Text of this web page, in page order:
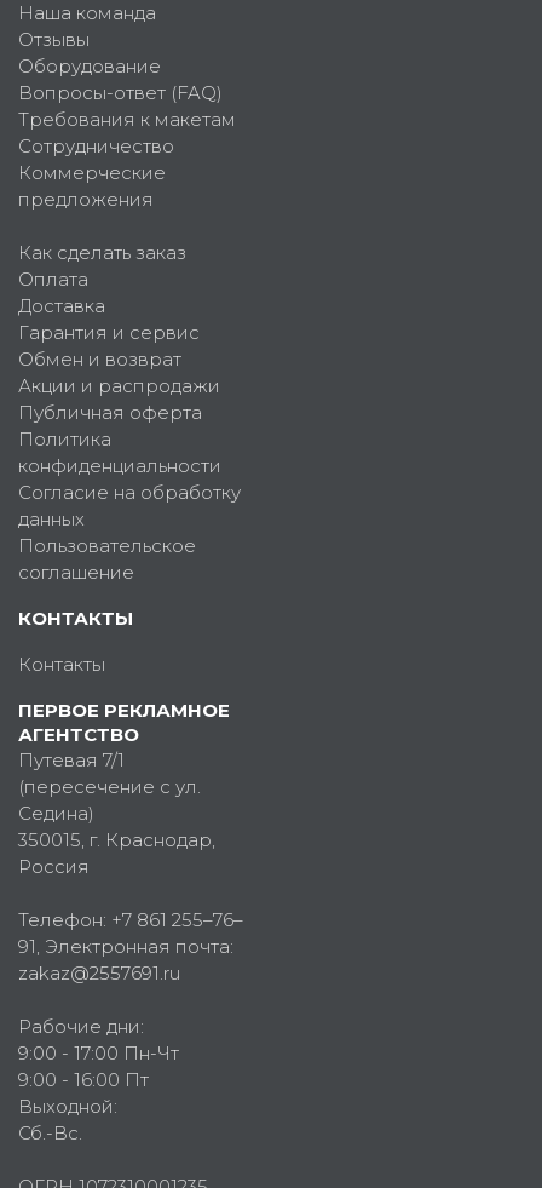
Наша команда
Отзывы
Оборудование
Вопросы-ответ (FAQ)
Требования к макетам
Сотрудничество
Коммерческие
предложения
Как сделать заказ
Оплата
Доставка
Гарантия и сервис
Обмен и возврат
Акции и распродажи
Публичная оферта
Политика
конфиденциальности
Согласие на обработку
данных
Пользовательское
соглашение
КОНТАКТЫ
Контакты
ПЕРВОЕ РЕКЛАМНОЕ
АГЕНТСТВО
Путевая 7/1
(пересечение с ул.
Седина)
350015, г. Краснодар,
Россия
Телефон: +7 861 255–76–
91, Электронная почта:
zakaz@2557691.ru
Рабочие дни:
9:00 - 17:00 Пн-Чт
9:00 - 16:00 Пт
Выходной:
Сб.-Вс.